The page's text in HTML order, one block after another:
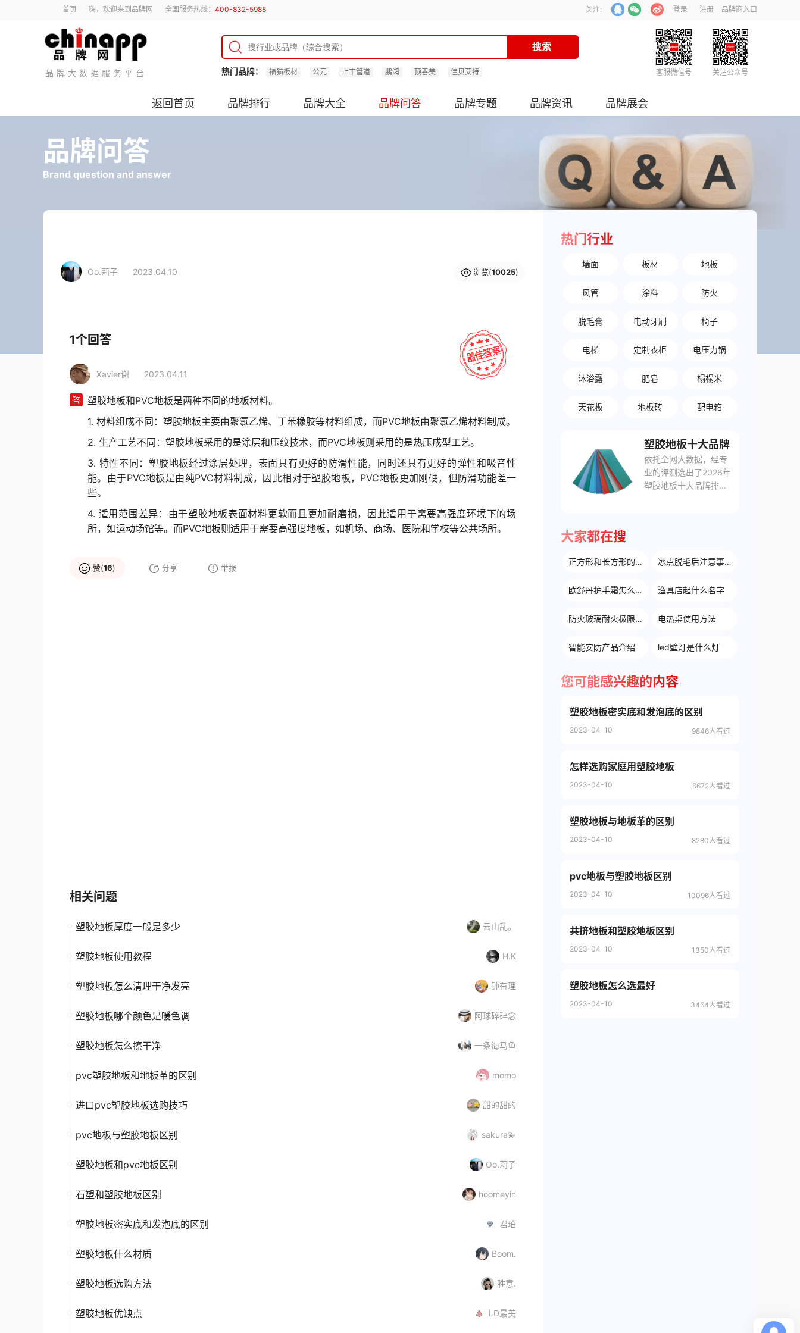
首页 嗨，欢迎来到品牌网 全国服务热线： 400-832-5988 登录 注册 品牌商入口
关注:
品牌大数据服务平台 热门品牌： 福猫板材 公元 上丰管道 鹏鸿 顶善美 佳贝艾特 客服微信号 关注公众号
返回首页 品牌排行 品牌大全 品牌问答 品牌专题 品牌资讯 品牌展会
品牌问答
Brand question and answer
Oo.莉子 2023.04.10 浏览(10025)
1个回答
Xavier谢 2023.04.11
答
塑胶地板和PVC地板是两种不同的地板材料。
1. 材料组成不同：塑胶地板主要由聚氯乙烯、丁苯橡胶等材料组成，而PVC地板由聚氯乙烯材料制成。
2. 生产工艺不同：塑胶地板采用的是涂层和压纹技术，而PVC地板则采用的是热压成型工艺。
3. 特性不同：塑胶地板经过涂层处理，表面具有更好的防滑性能，同时还具有更好的弹性和吸音性
能。由于PVC地板是由纯PVC材料制成，因此相对于塑胶地板，PVC地板更加刚硬，但防滑功能差一
些。
4. 适用范围差异：由于塑胶地板表面材料更软而且更加耐磨损，因此适用于需要高强度环境下的场
所，如运动场馆等。而PVC地板则适用于需要高强度地板，如机场、商场、医院和学校等公共场所。
赞(16) 分享 举报
相关问题
云山乱。
塑胶地板厚度一般是多少
H.K
塑胶地板使用教程
钟有理
塑胶地板怎么清理干净发亮
阿球碎碎念
塑胶地板哪个颜色是暖色调
一条海马鱼
塑胶地板怎么擦干净
momo
pvc塑胶地板和地板革的区别
甜的甜的
进口pvc塑胶地板选购技巧
sakura💫
pvc地板与塑胶地板区别
Oo.莉子
塑胶地板和pvc地板区别
hoomeyin
石塑和塑胶地板区别
君珀
塑胶地板密实底和发泡底的区别
Boom.
塑胶地板什么材质
胜意.
塑胶地板选购方法
LD最美
塑胶地板优缺点
热门行业
墙面 板材 地板
风管 涂料 防火
脱毛膏 电动牙刷 椅子
电梯 定制衣柜 电压力锅
沐浴露 肥皂 榻榻米
天花板 地板砖 配电箱
塑胶地板十大品牌
依托全网大数据，经专
业的评测选出了2026年
塑胶地板十大品牌排行
大家都在搜
正方形和长方形的区别 冰点脱毛后注意事项有哪些
欧舒丹护手霜怎么选择 渔具店起什么名字
防火玻璃耐火极限等级 电热桌使用方法
智能安防产品介绍 led壁灯是什么灯
您可能感兴趣的内容
塑胶地板密实底和发泡底的区别
2023-04-10 9846人看过
怎样选购家庭用塑胶地板
2023-04-10 6672人看过
塑胶地板与地板革的区别
2023-04-10 8280人看过
pvc地板与塑胶地板区别
2023-04-10 10096人看过
共挤地板和塑胶地板区别
2023-04-10 1350人看过
塑胶地板怎么选最好
2023-04-10 3464人看过